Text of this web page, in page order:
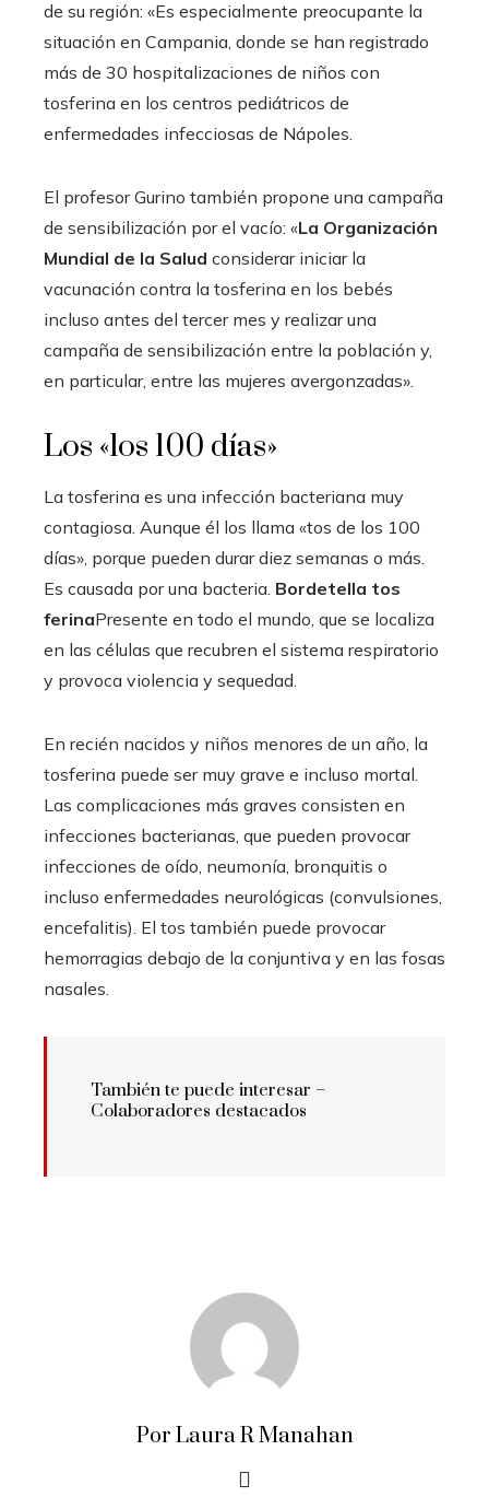
de su región: «Es especialmente preocupante la
situación en Campania, donde se han registrado
más de 30 hospitalizaciones de niños con
tosferina en los centros pediátricos de
enfermedades infecciosas de Nápoles.
El profesor Gurino también propone una campaña
de sensibilización por el vacío: «La Organización
Mundial de la Salud considerar iniciar la
vacunación contra la tosferina en los bebés
incluso antes del tercer mes y realizar una
campaña de sensibilización entre la población y,
en particular, entre las mujeres avergonzadas».
Los «los 100 días»
La tosferina es una infección bacteriana muy
contagiosa. Aunque él los llama «tos de los 100
días», porque pueden durar diez semanas o más.
Es causada por una bacteria. Bordetella tos
ferinaPresente en todo el mundo, que se localiza
en las células que recubren el sistema respiratorio
y provoca violencia y sequedad.
En recién nacidos y niños menores de un año, la
tosferina puede ser muy grave e incluso mortal.
Las complicaciones más graves consisten en
infecciones bacterianas, que pueden provocar
infecciones de oído, neumonía, bronquitis o
incluso enfermedades neurológicas (convulsiones,
encefalitis). El tos también puede provocar
hemorragias debajo de la conjuntiva y en las fosas
nasales.
También te puede interesar –
Colaboradores destacados
Por Laura R Manahan